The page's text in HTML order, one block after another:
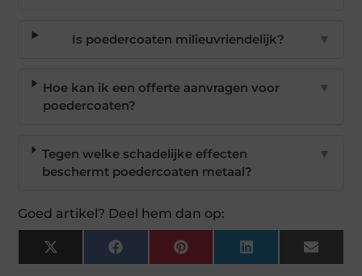
Is poedercoaten milieuvriendelijk? ▼
Hoe kan ik een offerte aanvragen voor
poedercoaten?
▼
Tegen welke schadelijke effecten
beschermt poedercoaten metaal?
▼
Goed artikel? Deel hem dan op:
X
(Twitter)
FacebookPinterest LinkedIn Email